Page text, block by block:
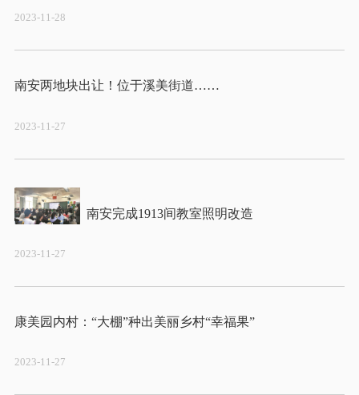
2023-11-28
2023-11-27
2023-11-27
康美园内村：“大棚”种出美丽乡村“幸福果”
2023-11-27